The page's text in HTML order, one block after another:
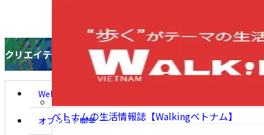
ベトナムの生活情報誌【Walkingベトナム】
クリエイティブ クリエイティブ
Webサイト制作
オフショア開発